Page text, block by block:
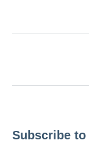
Subscribe